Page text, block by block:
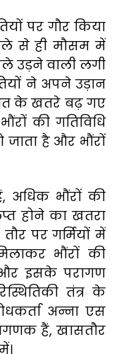
पर गौर किया
से ही मौसम में
उड़ने वाली लगी
ने अपने उड़ान
के खतरे बढ़ गए
की गतिविधि
है और भौंरों
भौंरों की
होने का खतरा
पर गर्मियों में
भौंरों की
इसके परागण
तंत्र के
अन्ना एस
हैं, खासतौर